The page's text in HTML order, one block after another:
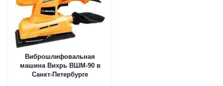
Виброшлифовальная
машина Вихрь ВШМ-90 в
Санкт-Петербурге